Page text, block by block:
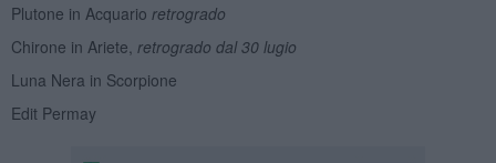
Plutone in Acquario retrogrado
Chirone in Ariete, retrogrado dal 30 lugio
Luna Nera in Scorpione
Edit Permay